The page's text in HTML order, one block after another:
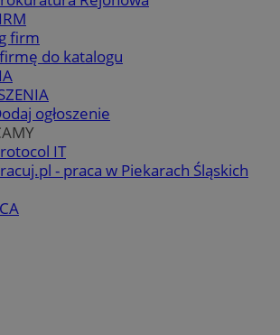
firm
do katalogu
ogłoszenie
IT
- praca w Piekarach Śląskich